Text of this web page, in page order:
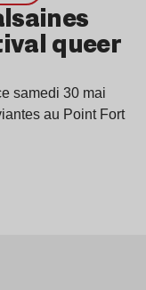
queer
samedi 30 mai
au Point Fort